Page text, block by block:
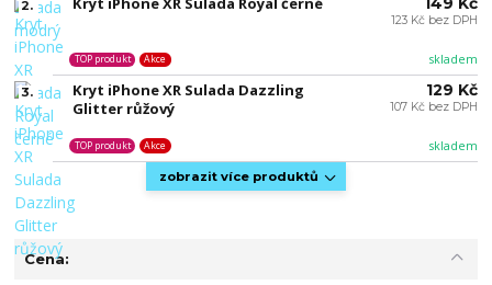
2.
skladem
TOP produkt Akce
123 Kč bez DPH
3.
Kryt iPhone XR Sulada Dazzling
Glitter růžový
skladem
TOP produkt Akce
129 Kč
107 Kč bez DPH
zobrazit více produktů
Cena: